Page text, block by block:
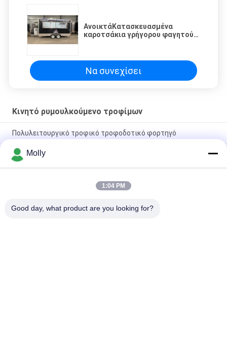
ΑνοικτάΚατασκευασμένα
καροτσάκια γρήγορου φαγητού
παγωτό καροτσάκι κινητό
τροφικό τροχόσπιτο προς
πώληση
Να συνεχίσει
Κινητό ρυμουλκούμενο τροφίμων
Πολυλειτουργικό τροφικό τροφοδοτικό φορτηγό
Τρολεϊβικό φορτηγό Citroen Πλήρως εξοπλισμένο
ρυμουλκούμενο παραχώρησης γρήγορου φαγητού φορτηγό
Citroen κινητό ρυμουλκούμενο φαγητού
Χονδρική τιμή Προσαρμόσιμη μίνι τροφοδοσία παγωτό
Molly
1:04 PM
Good day, what product are you looking for?